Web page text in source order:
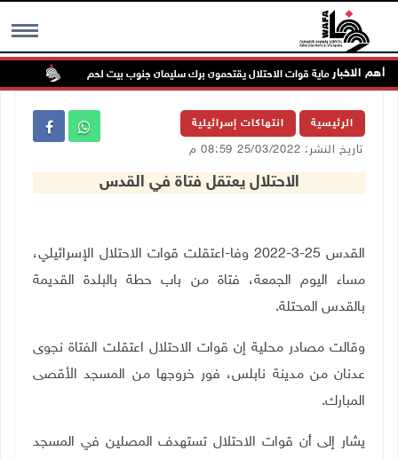
MENU أهم الاخباربحماية قوات الاحتلال يقتحمون برك سليمان جنوب بيت لحم
الرئيسية انتهاكات إسرائيلية
تاريخ النشر: 25/03/2022 08:59 م
الاحتلال يعتقل فتاة في القدس
القدس 25-3-2022 وفا-اعتقلت قوات الاحتلال الإسرائيلي،
مساء اليوم الجمعة، فتاة من باب حطة بالبلدة القديمة
بالقدس المحتلة.
وقالت مصادر محلية إن قوات الاحتلال اعتقلت الفتاة نجوى
عدنان من مدينة نابلس، فور خروجها من المسجد الأقصى
المبارك.
يشار إلى أن قوات الاحتلال تستهدف المصلين في المسجد